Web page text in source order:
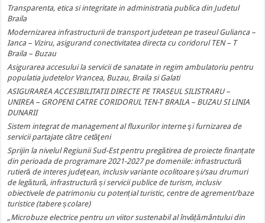
Transparenta, etica si integritate in administratia publica din Judetul
Braila
Modernizarea infrastructurii de transport judetean pe traseul Gulianca –
Ianca – Viziru, asigurand conectivitatea directa cu coridorul TEN – T
Braila – Buzau
Asigurarea accesului la servicii de sanatate in regim ambulatoriu pentru
populatia judetelor Vrancea, Buzau, Braila si Galati
ASIGURAREA ACCESIBILITATII DIRECTE PE TRASEUL SILISTRARU –
UNIREA – GROPENI CATRE CORIDORUL TEN-T BRAILA – BUZAU SI LINIA
DUNARII
Sistem integrat de management al fluxurilor interne şi furnizarea de
servicii partajate către cetăţeni
Sprijin la nivelul Regiunii Sud-Est pentru pregătirea de proiecte finanțate
din perioada de programare 2021-2027 pe domeniile: infrastructură
rutieră de interes județean, inclusiv variante ocolitoare și/sau drumuri
de legătură, infrastructură și servicii publice de turism, inclusiv
obiectivele de patrimoniu cu potențial turistic, centre de agrement/baze
turistice (tabere școlare)
„Microbuze electrice pentru un viitor sustenabil al învățământului din